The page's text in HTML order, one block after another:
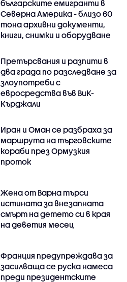
българските емигранти в
Северна Америка - близо 60
тона архивни документи,
книги, снимки и оборудване
Претърсвания и разпити в
два града по разследване за
злоупотреби с
евросредства във ВиК-
Кърджали
Иран и Оман се разбраха за
маршрута на търговските
кораби през Ормузкия
проток
Жена от Варна търси
истината за внезапната
смърт на детето си в края
на деветия месец
Франция предупреждава за
засилваща се руска намеса
преди президентските